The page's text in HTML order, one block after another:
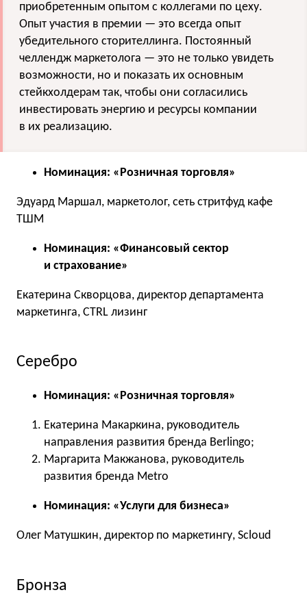
приобретенным опытом с коллегами по цеху.
Опыт участия в премии — это всегда опыт
убедительного сторителлинга. Постоянный
челлендж маркетолога — это не только увидеть
возможности, но и показать их основным
стейкхолдерам так, чтобы они согласились
инвестировать энергию и ресурсы компании
в их реализацию.
Номинация: «Розничная торговля»
Эдуард Маршал, маркетолог, сеть стритфуд кафе
ТШМ
Номинация: «Финансовый сектор
и страхование»
Екатерина Скворцова, директор департамента
маркетинга, CTRL лизинг
Серебро
Номинация: «Розничная торговля»
Екатерина Макаркина, руководитель
направления развития бренда Berlingo;
Маргарита Макжанова, руководитель
развития бренда Metro
Номинация: «Услуги для бизнеса»
Олег Матушкин, директор по маркетингу, Scloud
Бронза